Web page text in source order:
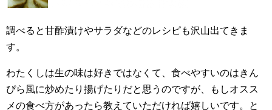
調べると甘酢漬けやサラダなどのレシピも沢山出てきま
す。
わたくしは生の味は好きではなくて、食べやすいのはきん
ぴら風に炒めたり揚げたりだと思うのですが、もしオスス
メの食べ方があったら教えていただければ嬉しいです。と